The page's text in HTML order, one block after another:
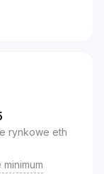
rynkowe eth